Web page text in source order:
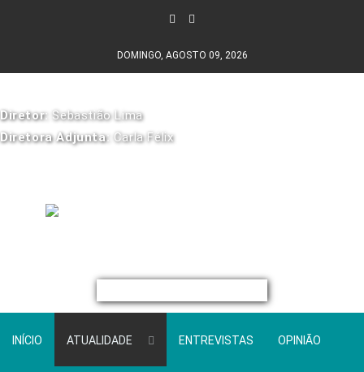
DOMINGO, AGOSTO 09, 2026
Diretor: Sebastião Lima
Diretora Adjunta: Carla Félix
INÍCIO ATUALIDADE ENTREVISTAS OPINIÃO